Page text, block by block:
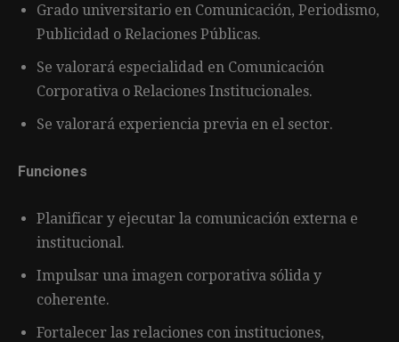
Grado universitario en Comunicación, Periodismo,
Publicidad o Relaciones Públicas.
Se valorará especialidad en Comunicación
Corporativa o Relaciones Institucionales.
Se valorará experiencia previa en el sector.
Funciones
Planificar y ejecutar la comunicación externa e
institucional.
Impulsar una imagen corporativa sólida y
coherente.
Fortalecer las relaciones con instituciones,